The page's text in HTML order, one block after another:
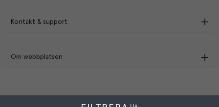
Kontakt & support
Om webbplatsen